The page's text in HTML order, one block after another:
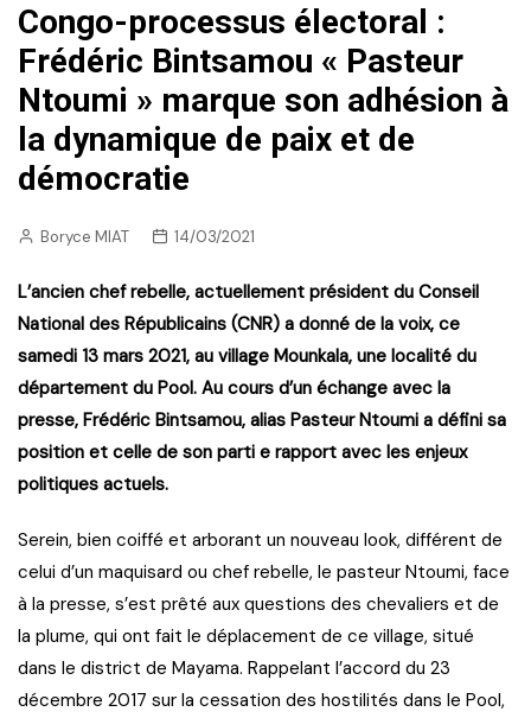
Congo-processus électoral :
Frédéric Bintsamou « Pasteur
Ntoumi » marque son adhésion à
la dynamique de paix et de
démocratie
Boryce MIAT 14/03/2021
L’ancien chef rebelle, actuellement président du Conseil
National des Républicains (CNR) a donné de la voix, ce
samedi 13 mars 2021, au village Mounkala, une localité du
département du Pool. Au cours d’un échange avec la
presse, Frédéric Bintsamou, alias Pasteur Ntoumi a défini sa
position et celle de son parti e rapport avec les enjeux
politiques actuels.
Serein, bien coiffé et arborant un nouveau look, différent de
celui d’un maquisard ou chef rebelle, le pasteur Ntoumi, face
à la presse, s’est prêté aux questions des chevaliers et de
la plume, qui ont fait le déplacement de ce village, situé
dans le district de Mayama. Rappelant l’accord du 23
décembre 2017 sur la cessation des hostilités dans le Pool,